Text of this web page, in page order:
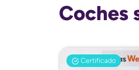
Coches
Certificado